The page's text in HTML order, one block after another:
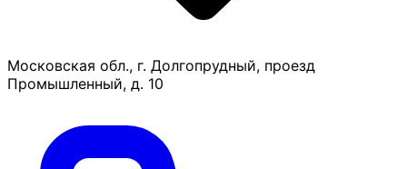
Московская обл., г. Долгопрудный, проезд
Промышленный, д. 10